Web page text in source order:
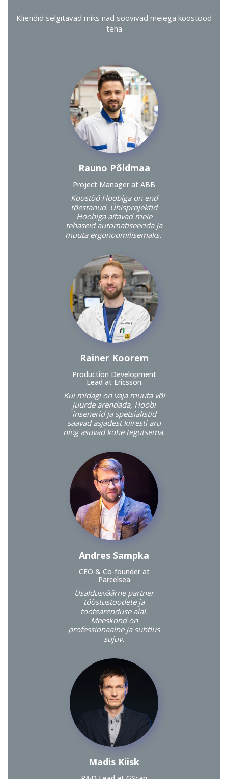
Kliendid selgitavad miks nad soovivad meiega koostööd
teha
Rauno Põldmaa
Project Manager at ABB
Koostöö Hoobiga on end
tõestanud. Ühisprojektid
Hoobiga aitavad meie
tehaseid automatiseerida ja
muuta ergonoomilisemaks.
Rainer Koorem
Production Development
Lead at Ericsson
Kui midagi on vaja muuta või
juurde arendada, Hoobi
insenerid ja spetsialistid
saavad asjadest kiiresti aru
ning asuvad kohe tegutsema.
Andres Sampka
CEO & Co-founder at
Parcelsea
Usaldusväärne partner
tööstustoodete ja
tootearenduse alal.
Meeskond on
professionaalne ja suhtlus
sujuv.
Madis Kiisk